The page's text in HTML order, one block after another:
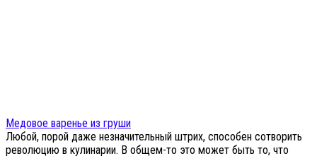
Медовое варенье из груши
Любой, порой даже незначительный штрих, способен сотворить
революцию в кулинарии. В общем-то это может быть то, что